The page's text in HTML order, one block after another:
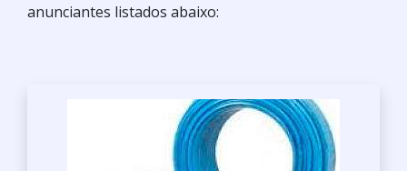
anunciantes listados abaixo: